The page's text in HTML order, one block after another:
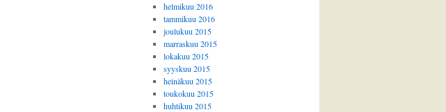
helmikuu 2016
tammikuu 2016
joulukuu 2015
marraskuu 2015
lokakuu 2015
syyskuu 2015
heinäkuu 2015
toukokuu 2015
huhtikuu 2015